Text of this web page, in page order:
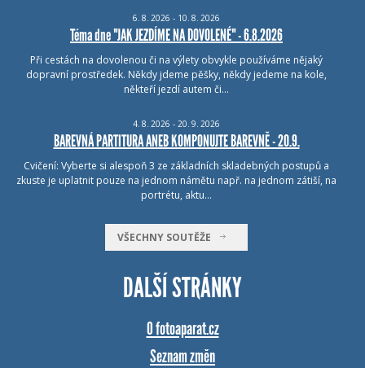
6. 8. 2026 - 10. 8. 2026
Téma dne "JAK JEZDÍME NA DOVOLENÉ" - 6.8.2026
Při cestách na dovolenou či na výlety obvykle používáme nějaký
dopravní prostředek. Někdy jdeme pěšky, někdy jedeme na kole,
někteří jezdí autem či…
4. 8. 2026 - 20. 9. 2026
BAREVNÁ PARTITURA ANEB KOMPONUJTE BAREVNĚ - 20.9.
Cvičení: Vyberte si alespoň 3 ze základních skladebných postupů a
zkuste je uplatnit pouze na jednom námětu např. na jednom zátiší, na
portrétu, aktu…
VŠECHNY SOUTĚŽE
DALŠÍ STRÁNKY
O fotoaparat.cz
Seznam změn